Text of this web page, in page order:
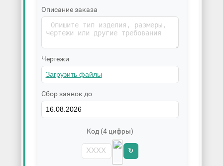
Описание заказа
Чертежи
Сбор заявок до
Код (4 цифры)
↻